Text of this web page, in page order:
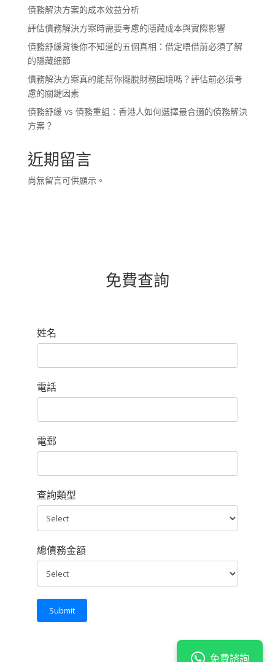
債務解決方案的成本效益分析
評估債務解決方案時需要考慮的隱藏成本與實際影響
債務舒緩背後你不知道的五個真相：借定唔借前必須了解
的隱藏細節
債務解決方案真的能幫你擺脫財務困境嗎？評估前必須考
慮的關鍵因素
債務舒緩 vs 債務重組：香港人如何選擇最合適的債務解決
方案？
近期留言
尚無留言可供顯示。
免費查詢
姓名
電話
電郵
查詢類型
總債務金額
Submit
免費諮詢